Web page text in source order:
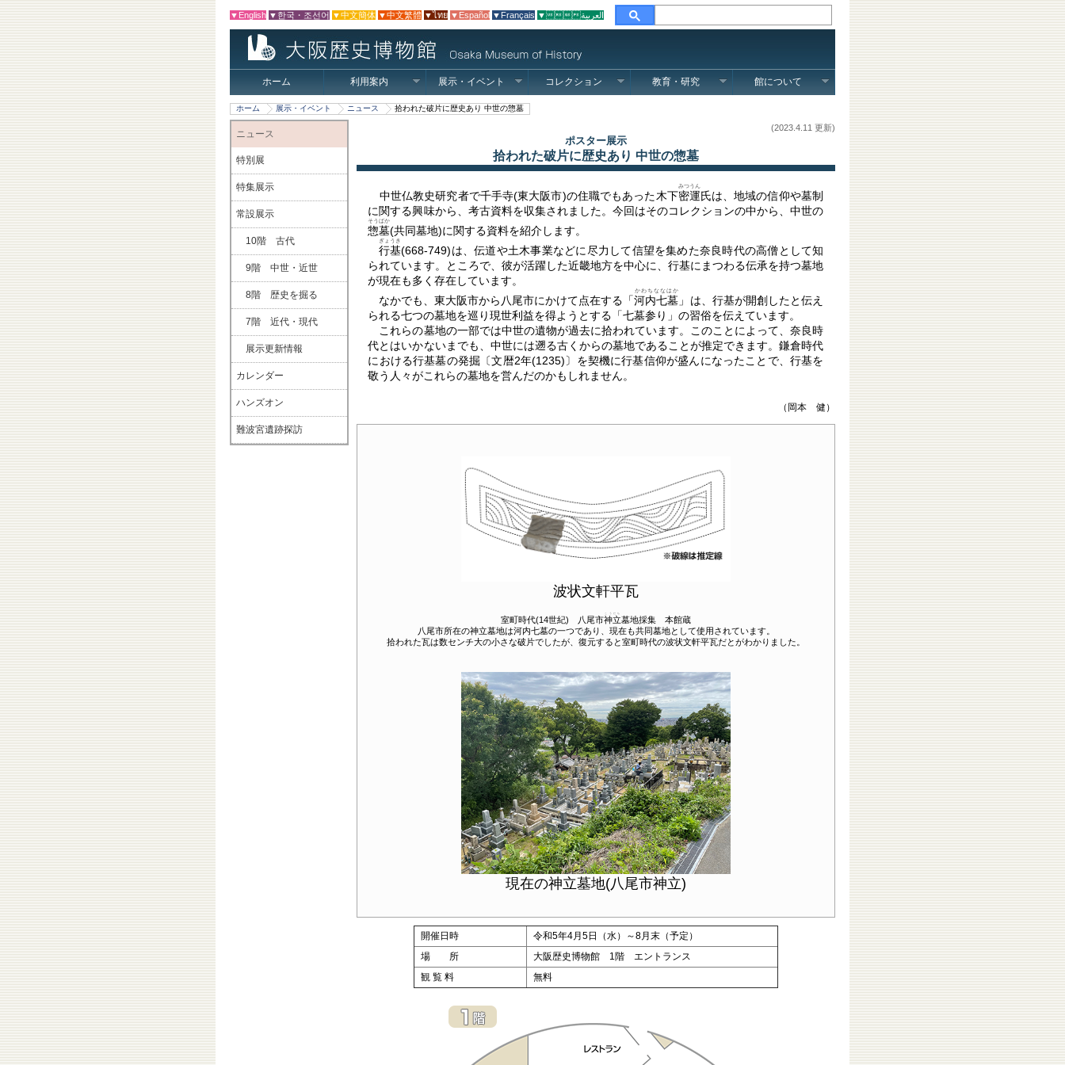
▼English ▼한국・조선어 ▼中文簡体 ▼中文繁體 ▼ไทย ▼Español ▼Français ▼العربية
ホーム 利用案内 展示・イベント コレクション 教育・研究 館について
ホーム 展示・イベント ニュース 拾われた破片に歴史あり 中世の惣墓
ニュース
特別展
特集展示
常設展示
10階 古代
9階 中世・近世
8階 歴史を掘る
7階 近代・現代
展示更新情報
カレンダー
ハンズオン
難波宮遺跡探訪
(2023.4.11 更新)
ポスター展示
拾われた破片に歴史あり 中世の惣墓
中世仏教史研究者で千手寺(東大阪市)の住職でもあった木下密運
みつうん
氏は、地域の信仰や墓制
に関する興味から、考古資料を収集されました。今回はそのコレクションの中から、中世の
惣墓
そうばか
(共同墓地)に関する資料を紹介します。
行基
ぎょうき
(668-749)は、伝道や土木事業などに尽力して信望を集めた奈良時代の高僧として知
られています。ところで、彼が活躍した近畿地方を中心に、行基にまつわる伝承を持つ墓地
が現在も多く存在しています。
なかでも、東大阪市から八尾市にかけて点在する「河内七墓
かわちななはか
」は、行基が開創したと伝え
られる七つの墓地を巡り現世利益を得ようとする「七墓参り」の習俗を伝えています。
これらの墓地の一部では中世の遺物が過去に拾われています。このことによって、奈良時
代とはいかないまでも、中世には遡る古くからの墓地であることが推定できます。鎌倉時代
における行基墓の発掘〔文暦2年(1235)〕を契機に行基信仰が盛んになったことで、行基を
敬う人々がこれらの墓地を営んだのかもしれません。
（岡本 健）
波状文軒平瓦
室町時代(14世紀) 八尾市神立
こうだち
墓地採集 本館蔵
八尾市所在の神立墓地は河内七墓の一つであり、現在も共同墓地として使用されています。
拾われた瓦は数センチ大の小さな破片でしたが、復元すると室町時代の波状文軒平瓦だとがわかりました。
現在の神立墓地(八尾市神立)
開催日時
令和5年4月5日（水）～8月末（予定）
場 所
大阪歴史博物館 1階 エントランス
観 覧 料
無料